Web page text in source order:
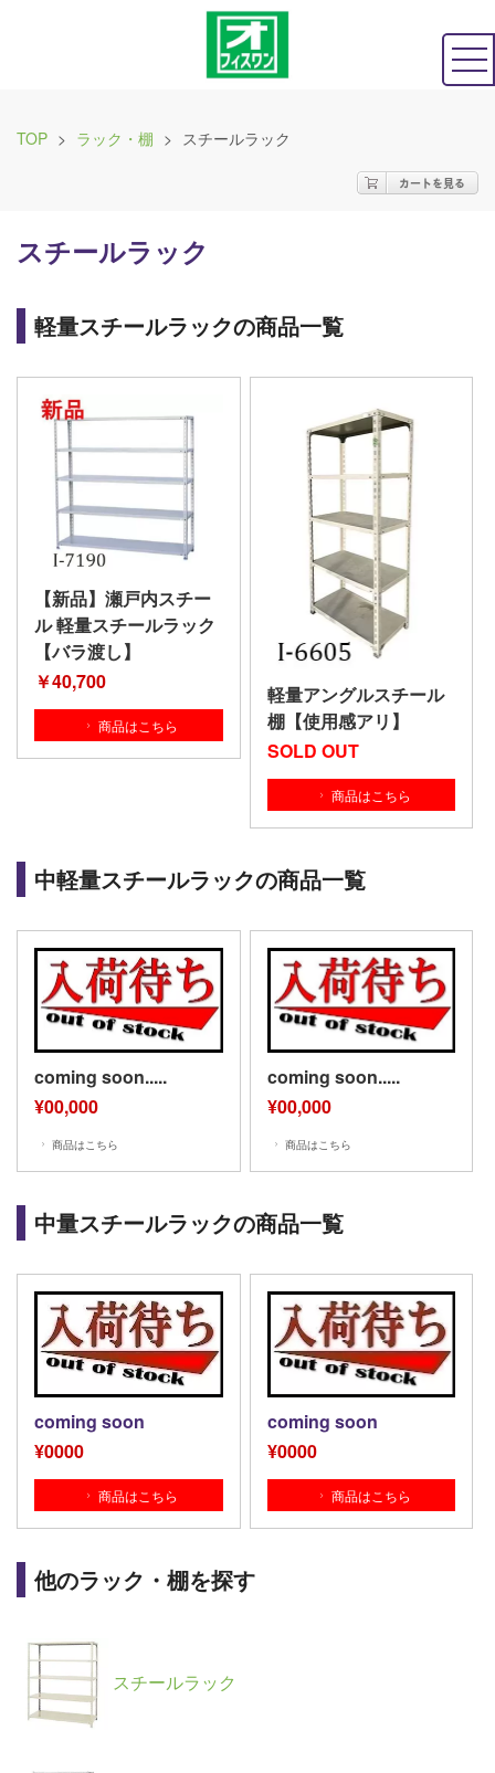
TOP > ラック・棚 > スチールラック
スチールラック
軽量スチールラックの商品一覧
【新品】瀬戸内スチー
ル 軽量スチールラック
【バラ渡し】
￥40,700
商品はこちら
軽量アングルスチール
棚【使用感アリ】
SOLD OUT
商品はこちら
中軽量スチールラックの商品一覧
coming soon.....
¥00,000
商品はこちら
coming soon.....
¥00,000
商品はこちら
中量スチールラックの商品一覧
coming soon
¥0000
商品はこちら
coming soon
¥0000
商品はこちら
他のラック・棚を探す
スチールラック